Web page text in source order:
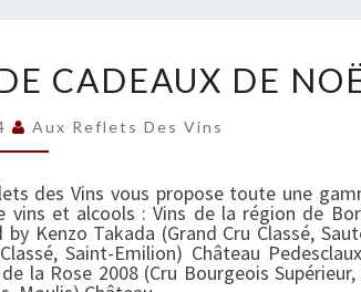
O
R
S
É
L
E
CADEAUX DE
Aux Reflets Des Vins
des Vins vous propose toute une
et alcools : Vins de la région de
Kenzo Takada (Grand Cru Classé,
Saint-Emilion) Château
la Rose 2008 (Cru Bourgeois